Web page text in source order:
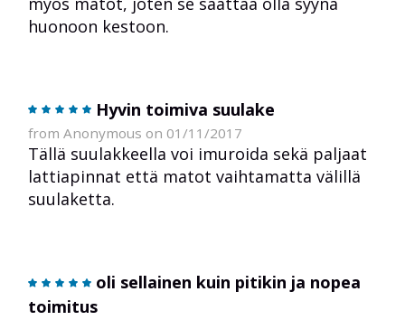
huonoon kestoon.
Hyvin toimiva suulake
from Anonymous on 01/11/2017
Tällä suulakkeella voi imuroida sekä paljaat
lattiapinnat että matot vaihtamatta välillä
suulaketta.
oli sellainen kuin pitikin ja nopea
toimitus